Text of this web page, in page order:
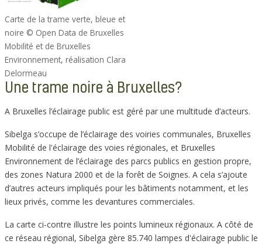
Carte de la trame verte, bleue et
noire © Open Data de Bruxelles
Mobilité et de Bruxelles
Environnement, réalisation Clara
Delormeau
Une trame noire à Bruxelles?
A Bruxelles l’éclairage public est géré par une multitude d’acteurs.
Sibelga s’occupe de l’éclairage des voiries communales, Bruxelles
Mobilité de l'éclairage des voies régionales, et Bruxelles
Environnement de l’éclairage des parcs publics en gestion propre,
des zones Natura 2000 et de la forêt de Soignes. A cela s’ajoute
d’autres acteurs impliqués pour les bâtiments notamment, et les
lieux privés, comme les devantures commerciales.
La carte ci-contre illustre les points lumineux régionaux. A côté de
ce réseau régional, Sibelga gère 85.740 lampes d'éclairage public le